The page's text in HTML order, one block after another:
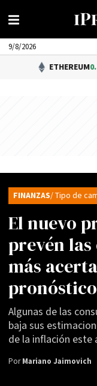
9/8/2026
ETHEREUM0.41%
El nuevo
prevén
más
Algunas de las
baja sus
de la inflación este
FINANZAS/ Tipo de
PorMariano Jaimovich